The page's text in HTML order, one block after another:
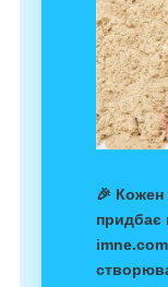
🎉 Кожен
придбає